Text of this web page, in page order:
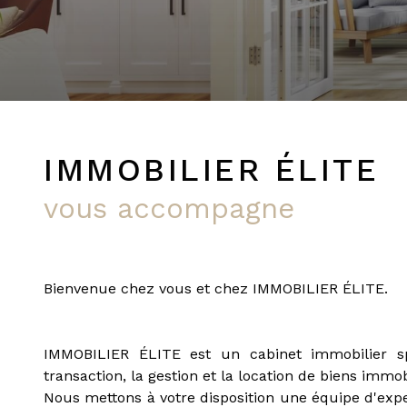
PRIVÉE
IMMOBILIER ÉLITE
vous accompagne
Bienvenue chez vous et chez IMMOBILIER ÉLITE.
IMMOBILIER ÉLITE est un cabinet immobilier
transaction, la gestion et la location de biens
Nous mettons à votre disposition une équipe